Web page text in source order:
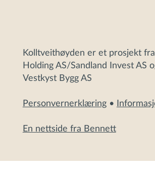
Kolltveithøyden er et prosjekt fra
Holding AS/Sandland Invest AS
Vestkyst Bygg AS
Personvernerklæring•
En nettside fra Bennett